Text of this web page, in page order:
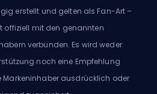
erstellt und gelten als Fan-Art –
offiziell mit den genannten
verbunden. Es wird weder
noch eine Empfehlung
Markeninhaber ausdrücklich oder